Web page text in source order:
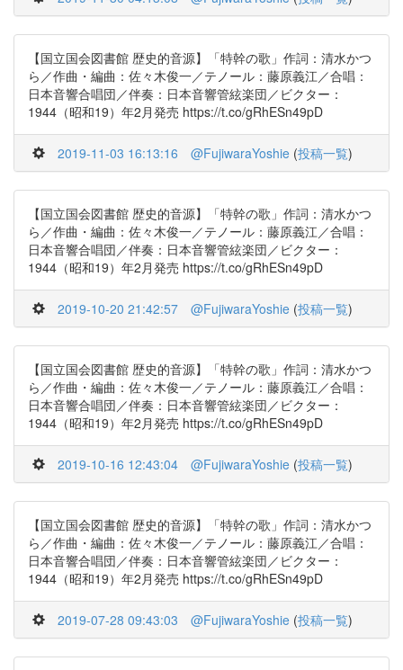
【国立国会図書館 歴史的音源】「特幹の歌」作詞：清水かつ
ら／作曲・編曲：佐々木俊一／テノール：藤原義江／合唱：
日本音響合唱団／伴奏：日本音響管絃楽団／ビクター：
1944（昭和19）年2月発売 https://t.co/gRhESn49pD
2019-11-03 16:13:16 @FujiwaraYoshie (投稿一覧)
【国立国会図書館 歴史的音源】「特幹の歌」作詞：清水かつ
ら／作曲・編曲：佐々木俊一／テノール：藤原義江／合唱：
日本音響合唱団／伴奏：日本音響管絃楽団／ビクター：
1944（昭和19）年2月発売 https://t.co/gRhESn49pD
2019-10-20 21:42:57 @FujiwaraYoshie (投稿一覧)
【国立国会図書館 歴史的音源】「特幹の歌」作詞：清水かつ
ら／作曲・編曲：佐々木俊一／テノール：藤原義江／合唱：
日本音響合唱団／伴奏：日本音響管絃楽団／ビクター：
1944（昭和19）年2月発売 https://t.co/gRhESn49pD
2019-10-16 12:43:04 @FujiwaraYoshie (投稿一覧)
【国立国会図書館 歴史的音源】「特幹の歌」作詞：清水かつ
ら／作曲・編曲：佐々木俊一／テノール：藤原義江／合唱：
日本音響合唱団／伴奏：日本音響管絃楽団／ビクター：
1944（昭和19）年2月発売 https://t.co/gRhESn49pD
2019-07-28 09:43:03 @FujiwaraYoshie (投稿一覧)